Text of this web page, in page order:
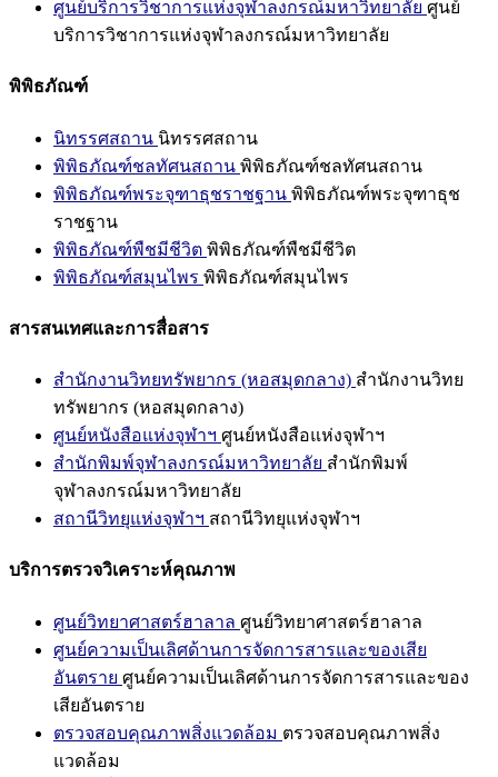
ศูนย์บริการวิชาการแห่งจุฬาลงกรณ์มหาวิทยาลัย ศูนย์
บริการวิชาการแห่งจุฬาลงกรณ์มหาวิทยาลัย
พิพิธภัณฑ์
นิทรรศสถาน นิทรรศสถาน
พิพิธภัณฑ์ชลทัศนสถาน พิพิธภัณฑ์ชลทัศนสถาน
พิพิธภัณฑ์พระจุฑาธุชราชฐาน พิพิธภัณฑ์พระจุฑาธุช
ราชฐาน
พิพิธภัณฑ์พืชมีชีวิต พิพิธภัณฑ์พืชมีชีวิต
พิพิธภัณฑ์สมุนไพร พิพิธภัณฑ์สมุนไพร
สารสนเทศและการสื่อสาร
สำนักงานวิทยทรัพยากร (หอสมุดกลาง) สำนักงานวิทย
ทรัพยากร (หอสมุดกลาง)
ศูนย์หนังสือแห่งจุฬาฯ ศูนย์หนังสือแห่งจุฬาฯ
สำนักพิมพ์จุฬาลงกรณ์มหาวิทยาลัย สำนักพิมพ์
จุฬาลงกรณ์มหาวิทยาลัย
สถานีวิทยุแห่งจุฬาฯ สถานีวิทยุแห่งจุฬาฯ
บริการตรวจวิเคราะห์คุณภาพ
ศูนย์วิทยาศาสตร์ฮาลาล ศูนย์วิทยาศาสตร์ฮาลาล
ศูนย์ความเป็นเลิศด้านการจัดการสารและของเสีย
อันตราย ศูนย์ความเป็นเลิศด้านการจัดการสารและของ
เสียอันตราย
ตรวจสอบคุณภาพสิ่งแวดล้อม ตรวจสอบคุณภาพสิ่ง
แวดล้อม